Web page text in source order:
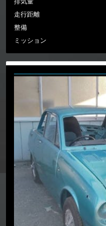
走行距離
整備
ミッション